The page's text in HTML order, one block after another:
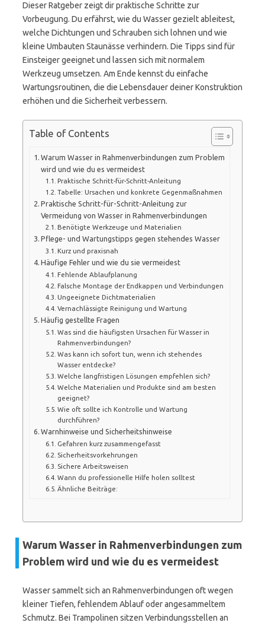
Dieser Ratgeber zeigt dir praktische Schritte zur
Vorbeugung. Du erfährst, wie du Wasser gezielt ableitest,
welche Dichtungen und Schrauben sich lohnen und wie
kleine Umbauten Staunässe verhindern. Die Tipps sind für
Einsteiger geeignet und lassen sich mit normalem
Werkzeug umsetzen. Am Ende kennst du einfache
Wartungsroutinen, die die Lebensdauer deiner Konstruktion
erhöhen und die Sicherheit verbessern.
Table of Contents
Warum Wasser in Rahmenverbindungen zum Problem
wird und wie du es vermeidest
Praktische Schritt-für-Schritt-Anleitung
Tabelle: Ursachen und konkrete Gegenmaßnahmen
Praktische Schritt-für-Schritt-Anleitung zur
Vermeidung von Wasser in Rahmenverbindungen
Benötigte Werkzeuge und Materialien
Pflege- und Wartungstipps gegen stehendes Wasser
Kurz und praxisnah
Häufige Fehler und wie du sie vermeidest
Fehlende Ablaufplanung
Falsche Montage der Endkappen und Verbindungen
Ungeeignete Dichtmaterialien
Vernachlässigte Reinigung und Wartung
Häufig gestellte Fragen
Was sind die häufigsten Ursachen für Wasser in
Rahmenverbindungen?
Was kann ich sofort tun, wenn ich stehendes
Wasser entdecke?
Welche langfristigen Lösungen empfehlen sich?
Welche Materialien und Produkte sind am besten
geeignet?
Wie oft sollte ich Kontrolle und Wartung
durchführen?
Warnhinweise und Sicherheitshinweise
Gefahren kurz zusammengefasst
Sicherheitsvorkehrungen
Sichere Arbeitsweisen
Wann du professionelle Hilfe holen solltest
Ähnliche Beiträge:
Warum Wasser in Rahmenverbindungen zum
Problem wird und wie du es vermeidest
Wasser sammelt sich an Rahmenverbindungen oft wegen
kleiner Tiefen, fehlendem Ablauf oder angesammeltem
Schmutz. Bei Trampolinen sitzen Verbindungsstellen an